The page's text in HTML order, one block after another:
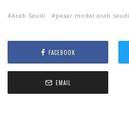
Arab Saudi pasar modal arab saudi
FACEBOOK
EMAIL